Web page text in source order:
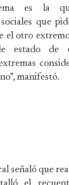
es la
que
el otro
estado de
manifestó.
señaló que